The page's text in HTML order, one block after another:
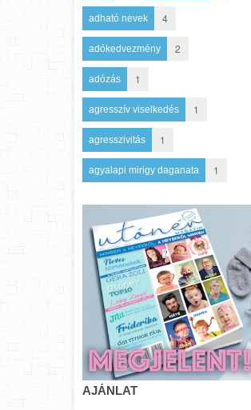
adható nevek 4
adókedvezmény 2
adózás 1
agresszív viselkedés 1
agresszivitás 1
agyalapi mirigy daganata 1
AJÁNLAT